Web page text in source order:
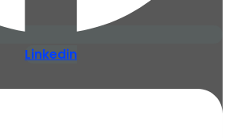
Linkedin